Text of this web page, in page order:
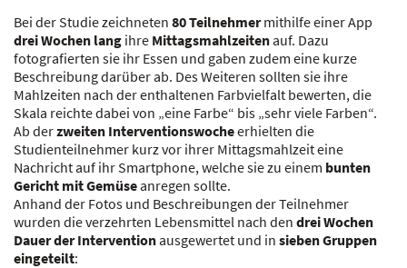
Bei der Studie zeichneten 80 Teilnehmermithilfe einer App
drei Wochen lang ihre Mittagsmahlzeitenauf. Dazu
fotografierten sie ihr Essen und gaben zudem eine kurze
Beschreibung darüber ab. Des Weiteren sollten sie ihre
Mahlzeiten nach der enthaltenen Farbvielfalt bewerten, die
Skala reichte dabei von „eine Farbe“ bis „sehr viele Farben“.
Ab derzweiten Interventionswocheerhielten die
Studienteilnehmer kurz vor ihrer Mittagsmahlzeit eine
Nachricht auf ihr Smartphone, welche sie zu einem bunten
Gericht mit Gemüseanregen sollte.
Anhand der Fotos und Beschreibungen der Teilnehmer
wurden die verzehrten Lebensmittel nach den drei Wochen
Dauer der Interventionausgewertet und in sieben Gruppen
eingeteilt: